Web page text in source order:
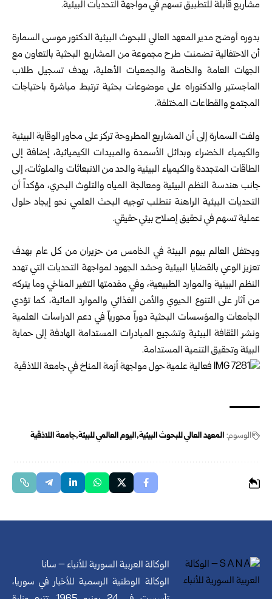
مشاريع قابلة للتطبيق تسهم في مواجهة التحديات البيئية.
بدوره أوضح مدير المعهد العالي للبحوث البيئية الدكتور موسى السمارة
أن الاحتفالية تضمنت طرح مجموعة من المشاريع البحثية بالتعاون مع
الجهات العامة والخاصة والجمعيات الأهلية، بهدف تسجيل طلاب
الماجستير والدكتوراه على موضوعات بحثية ترتبط مباشرة باحتياجات
المجتمع والقطاعات المختلفة.
ولفت السمارة إلى أن المشاريع المطروحة تركز على محاور الوقاية البيئية
والكيمياء الخضراء وبدائل الأسمدة والمبيدات الكيميائية، إضافة إلى
الطاقات المتجددة والكيمياء البيئية والحد من الانبعاثات والملوثات، إلى
جانب هندسة النظم البيئية ومعالجة المياه والتلوث البحري، مؤكداً أن
التحديات البيئية الراهنة تتطلب توجيه البحث العلمي نحو إيجاد حلول
عملية تسهم في تحقيق إصلاح بيئي حقيقي.
ويحتفل العالم بيوم البيئة في الخامس من حزيران من كل عام بهدف
تعزيز الوعي بالقضايا البيئية وحشد الجهود لمواجهة التحديات التي تهدد
النظم البيئية والموارد الطبيعية، وفي مقدمتها التغير المناخي وما يتركه
من آثار على التنوع الحيوي والأمن الغذائي والموارد المائية، كما تؤدي
الجامعات والمؤسسات البحثية دوراً محورياً في دعم الدراسات العلمية
ونشر الثقافة البيئية وتشجيع المبادرات المستدامة الهادفة إلى حماية
البيئة وتحقيق التنمية المستدامة.
الوسوم: المعهد العالي للبحوث البيئية اليوم العالمي للبيئة جامعة اللاذقية
الوكالة العربية السورية للأنباء – سانا
الوكالة الوطنية الرسمية للأخبار في سوريا،